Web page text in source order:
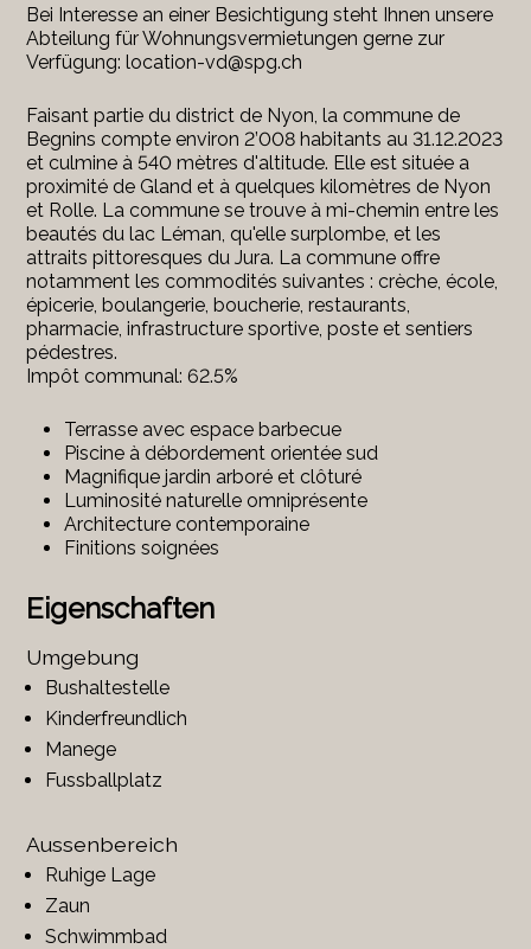
Bei Interesse an einer Besichtigung steht Ihnen unsere
Abteilung für Wohnungsvermietungen gerne zur
Verfügung: location-vd@spg.ch
Faisant partie du district de Nyon, la commune de
Begnins compte environ 2’008 habitants au 31.12.2023
et culmine à 540 mètres d'altitude. Elle est située a
proximité de Gland et à quelques kilomètres de Nyon
et Rolle. La commune se trouve à mi-chemin entre les
beautés du lac Léman, qu'elle surplombe, et les
attraits pittoresques du Jura. La commune offre
notamment les commodités suivantes : crèche, école,
épicerie, boulangerie, boucherie, restaurants,
pharmacie, infrastructure sportive, poste et sentiers
pédestres.
Impôt communal: 62.5%
Terrasse avec espace barbecue
Piscine à débordement orientée sud
Magnifique jardin arboré et clôturé
Luminosité naturelle omniprésente
Architecture contemporaine
Finitions soignées
Eigenschaften
Umgebung
Bushaltestelle
Kinderfreundlich
Manege
Fussballplatz
Aussenbereich
Ruhige Lage
Zaun
Schwimmbad